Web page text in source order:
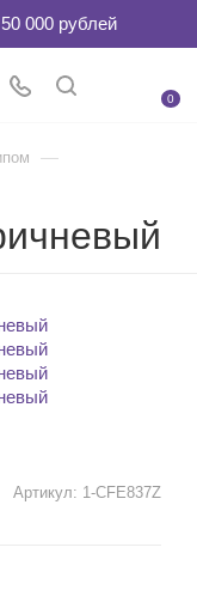
0
—
Артикул: 1-CFE837Z